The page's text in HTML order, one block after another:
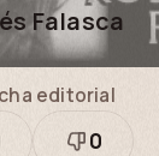
Falasca
editorial
0